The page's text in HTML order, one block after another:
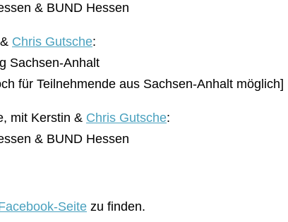
& BUND Hessen
Chris Gutsche:
Sachsen-Anhalt
für Teilnehmende aus Sachsen-Anhalt möglich]
mit Kerstin & Chris Gutsche:
& BUND Hessen
Seite zu finden.